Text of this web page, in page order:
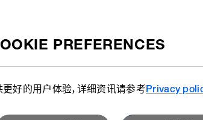
好的用户体验，详细资讯请参考Privacy
发者、客
产品目录
详情请